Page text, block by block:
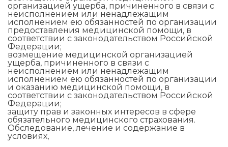
организацией ущерба, причиненного в связи с
неисполнением или ненадлежащим
исполнением ею обязанностей по организации
предоставления медицинской помощи, в
соответствии с законодательством Российской
Федерации;
возмещение медицинской организацией
ущерба, причиненного в связи с
неисполнением или ненадлежащим
исполнением ею обязанностей по организации
и оказанию медицинской помощи, в
соответствии с законодательством Российской
Федерации;
защиту прав и законных интересов в сфере
обязательного медицинского страхования.
Обследование, лечение и содержание в
условиях,